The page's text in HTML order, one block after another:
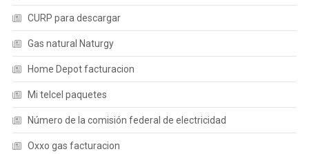
CURP para descargar
Gas natural Naturgy
Home Depot facturacion
Mi telcel paquetes
Número de la comisión federal de electricidad
Oxxo gas facturacion